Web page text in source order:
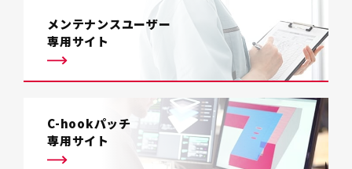
メンテナンスユーザー
専用サイト
C-hookパッチ
専用サイト